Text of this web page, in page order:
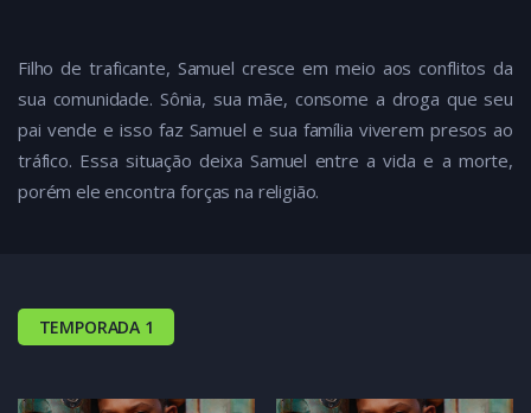
Filho de traficante, Samuel cresce em meio aos conflitos da
sua comunidade. Sônia, sua mãe, consome a droga que seu
pai vende e isso faz Samuel e sua família viverem presos ao
tráfico. Essa situação deixa Samuel entre a vida e a morte,
porém ele encontra forças na religião.
TEMPORADA 1